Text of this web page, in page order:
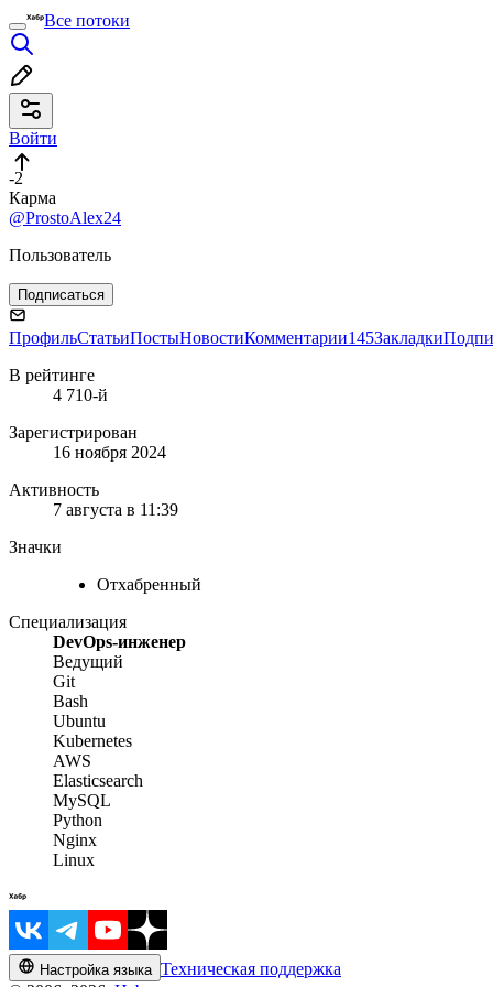
Все потоки
Войти
-2
Карма
@ProstoAlex24
Пользователь
Подписаться
ПрофильСтатьиПостыНовостиКомментарии145Закладки
В рейтинге
4 710-й
Зарегистрирован
16 ноября 2024
Активность
7 августа в 11:39
Значки
Отхабренный
Специализация
DevOps-инженер
Ведущий
Git
Bash
Ubuntu
Kubernetes
AWS
Elasticsearch
MySQL
Python
Nginx
Linux
Настройка языка Техническая поддержка